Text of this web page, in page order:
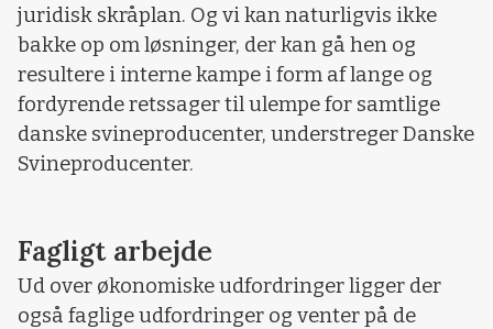
juridisk skråplan. Og vi kan naturligvis ikke
bakke op om løsninger, der kan gå hen og
resultere i interne kampe i form af lange og
fordyrende retssager til ulempe for samtlige
danske svineproducenter, understreger Danske
Svineproducenter.
Fagligt arbejde
Ud over økonomiske udfordringer ligger der
også faglige udfordringer og venter på de